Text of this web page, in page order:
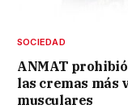
SOCIEDAD
ANMAT
las cremas más
musculares